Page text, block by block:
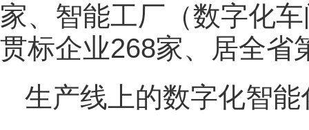
家、智能工厂（数字化
贯标企业268家、居全省
生产线上的数字化智能